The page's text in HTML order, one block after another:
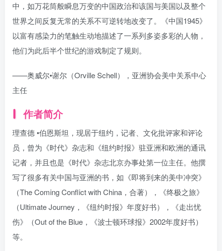
中，如万花筒般瞬息万变的中国政治和该国与美国以及整个
世界之间反复无常的关系不可逆转地改变了。《中国1945》
以富有感染力的笔触生动地描述了一系列多姿多彩的人物，
他们为此后半个世纪的游戏制定了规则。
——奥威尔•谢尔（Orville Schell），亚洲协会美中关系中心
主任
作者简介
理查德 •伯恩斯坦，现居于纽约，记者、文化批评家和评论
员，曾为《时代》杂志和《纽约时报》驻亚洲和欧洲的通讯
记者，并且也是《时代》杂志北京办事处第一位主任。他撰
写了很多有关中国与亚洲的书，如《即将到来的美中冲突》
（The Coming Conflict with China，合著），《终极之旅》
（Ultimate Journey，《纽约时报》年度好书），《走出忧
伤》（Out of the Blue，《波士顿环球报》2002年度好书）
等。